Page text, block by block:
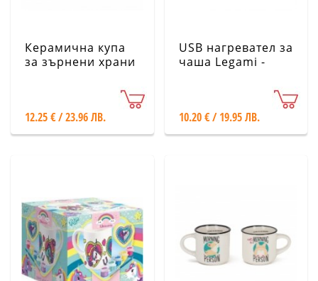
Керамична купа
за зърнени храни
12.25 € / 23.96 ЛВ.
USB нагревател за
чаша Legami -
10.20 € / 19.95 ЛВ.